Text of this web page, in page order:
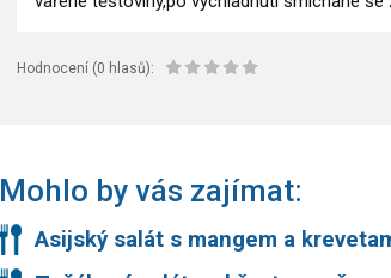
Hodnocení (0 hlasů):
Mohlo by vás zajímat:
Asijský salát s mangem a